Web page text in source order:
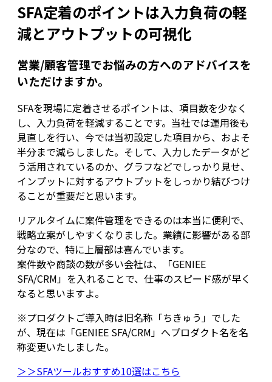
SFA定着のポイントは入力負荷の軽
減とアウトプットの可視化
営業/顧客管理でお悩みの方へのアドバイスを
いただけますか。
SFAを現場に定着させるポイントは、項目数を少なく
し、入力負荷を軽減することです。当社では運用後も
見直しを行い、今では当初設定した項目から、およそ
半分まで減らしました。そして、入力したデータがど
う活用されているのか、グラフなどでしっかり見せ、
インプットに対するアウトプットをしっかり結びつけ
ることが重要だと思います。
リアルタイムに案件管理をできるのは本当に便利で、
戦略立案がしやすくなりました。業績に影響がある部
分なので、特に上層部は喜んでいます。
案件数や商談の数が多い会社は、「GENIEE
SFA/CRM」を入れることで、仕事のスピード感が早く
なると思いますよ。
※プロダクトご導入時は旧名称「ちきゅう」でした
が、現在は「GENIEE SFA/CRM」へプロダクト名を名
称変更いたしました。
＞＞SFAツールおすすめ10選はこちら